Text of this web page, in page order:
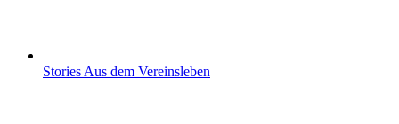
Stories Aus dem Vereinsleben